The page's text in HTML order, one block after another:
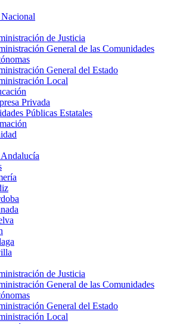
de Justicia
General de las Comunidades
General del Estado
Local
Privada
Públicas Estatales
de Justicia
General de las Comunidades
General del Estado
Local